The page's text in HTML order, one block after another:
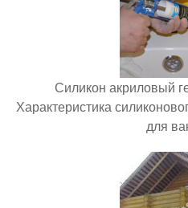
Силикон акриловый
Характеристика
для